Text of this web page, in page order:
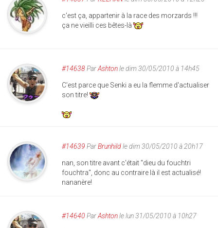
c'est ça, appartenir à la race des morzards !!!
ça ne vieilli ces bêtes-là
#14638ParAshtonle dim 30/05/2010 à 14h45
C'est parce que Senki a eu la flemme d'actualiser
son titre!
#14639 ParBrunhildle dim 30/05/2010 à 20h17
nan, son titre avant c'était "dieu du fouchtri
fouchtra", donc au contraire là il est actualisé!
nananère!
#14640 ParAshtonle lun 31/05/2010 à 10h27